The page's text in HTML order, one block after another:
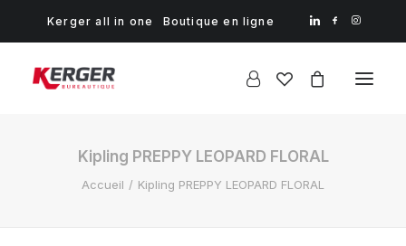
Kerger all in one Boutique en ligne
Kipling PREPPY LEOPARD FLORAL
Accueil Kipling PREPPY LEOPARD FLORAL